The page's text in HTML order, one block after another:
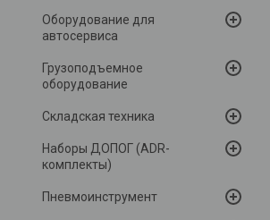
Оборудование для
автосервиса
Грузоподъемное
оборудование
Складская техника
Наборы ДОПОГ (ADR-
комплекты)
Пневмоинструмент